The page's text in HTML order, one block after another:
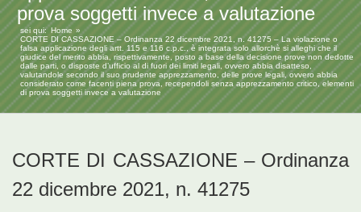
prova soggetti invece a valutazione
sei qui: Home
CORTE DI CASSAZIONE – Ordinanza 22 dicembre 2021, n. 41275 – La violazione o
falsa applicazione degli artt. 115 e 116 c.p.c., è integrata solo allorchè si alleghi che il
giudice del merito abbia, rispettivamente, posto a base della decisione prove non dedotte
dalle parti, o disposte d’ufficio al di fuori dei limiti legali, ovvero abbia disatteso,
valutandole secondo il suo prudente apprezzamento, delle prove legali, ovvero abbia
considerato come facenti piena prova, recependoli senza apprezzamento critico, elementi
di prova soggetti invece a valutazione
CORTE DI CASSAZIONE – Ordinanza
22 dicembre 2021, n. 41275